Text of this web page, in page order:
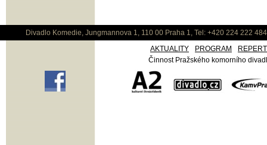
Divadlo Komedie, Jungmannova 1, 110 00 Praha 1, Tel: +420 224 222
AKTUALITY
PROGRAM
Činnost Pražského komorního